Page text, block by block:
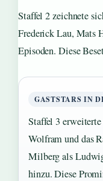
Staffel 2 zeichnete
Frederick Lau, Mats
Episoden. Diese
GASTSTARS IN
Staffel 3
Wolfram und das
Milberg als
hinzu. Diese